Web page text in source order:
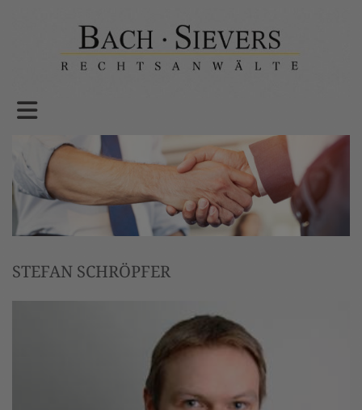
STEFAN SCHRÖPFER